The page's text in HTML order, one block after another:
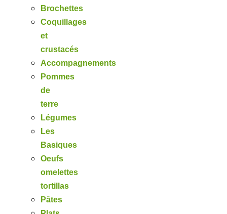
Brochettes
Coquillages
et
crustacés
Accompagnements
Pommes
de
terre
Légumes
Les
Basiques
Oeufs
omelettes
tortillas
Pâtes